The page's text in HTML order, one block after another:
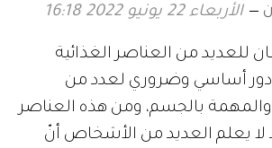
الأربعاء 22 يونيو 2022 16:18
للعديد من العناصر الغذائية
دور أساسي وضروري لعدد من
والمهمة بالجسم، ومن هذه العناصر
لا يعلم العديد من الأشخاص أنّ